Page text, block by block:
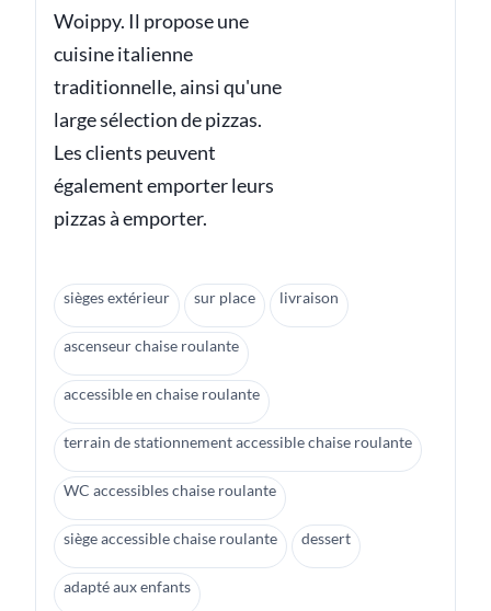
Woippy. Il propose une
cuisine italienne
traditionnelle, ainsi qu'une
large sélection de pizzas.
Les clients peuvent
également emporter leurs
pizzas à emporter.
sièges extérieur sur place livraison
ascenseur chaise roulante
accessible en chaise roulante
terrain de stationnement accessible chaise roulante
WC accessibles chaise roulante
siège accessible chaise roulante dessert
adapté aux enfants